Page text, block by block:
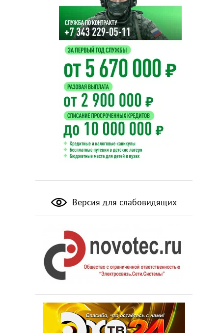
Версия для слабовидящих